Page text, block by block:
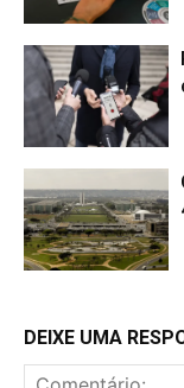
DEIXE UMA